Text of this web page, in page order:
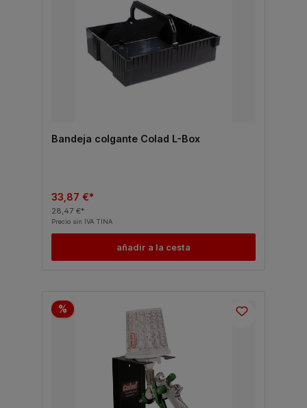
Bandeja colgante Colad L-Box
33,87 €*
28,47 €*
Precio sin IVA TINA
añadir a la cesta
%